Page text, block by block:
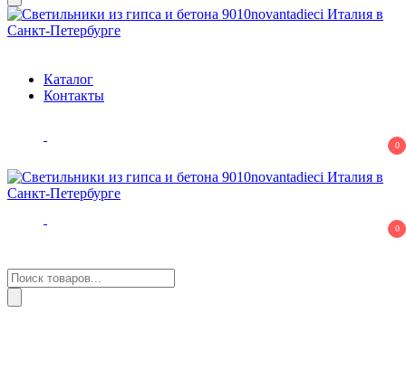
Санкт-Петербурге
Профили. Авторский декор.
Каталог
Контакты
0
Светильники из гипса и бетона 9010novantadieci Италия в
Итальянские светильники из гипса, керамики, бетона.
0
Поиск
товаров